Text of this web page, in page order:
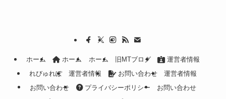
ホーム ホーム ホーム 旧MTブログ
運営者情報
れびゅれぽ
運営者情報 お問い合わせ
運営者情報
お問い合わせ
プライバシーポリシー
お問い合わせ